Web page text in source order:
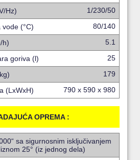
Hz)
1/230/50
(°C)
80/140
h)
5.1
goriva (l)
25
179
(LxWxH)
790 x 590 x 980
OPREMA :
sa sigurnosnim isključivanjem
25° (iz jednog dela)